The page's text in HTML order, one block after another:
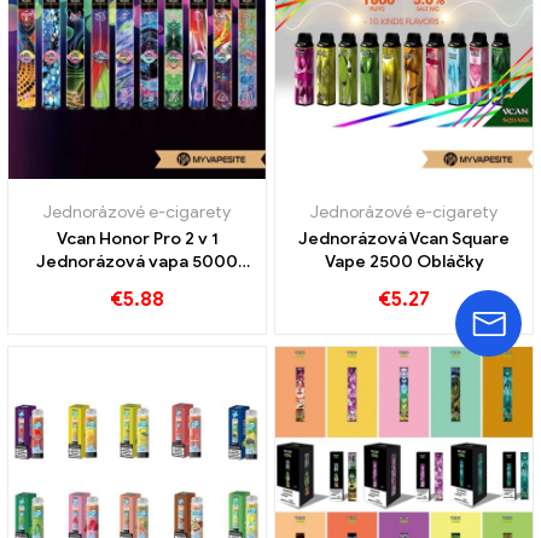
Jednorázové e-cigarety
Vcan Honor Pro 2 v 1
Jednorázová vapa 5000
€5.88
Jednorázové e-cigarety
Jednorázová Vcan Square
Vape 2500 Obláčky
€5.27